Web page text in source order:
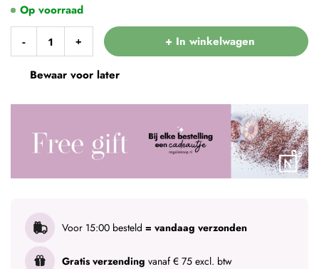
- + + In winkelwagen
Bewaar voor later
Voor 15:00 besteld = vandaag verzonden
Gratis verzending vanaf € 75 excl. btw
Op voorraad